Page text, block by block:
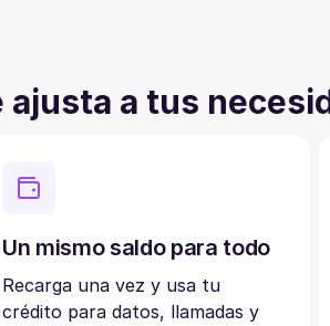
a tus
Un mismo saldo para todo
Recarga una vez y usa tu
crédito para datos, llamadas y